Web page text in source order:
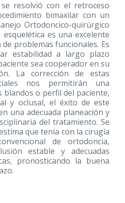
resolvió con el retroceso
bimaxilar con un
Ortodoncico-quirúrgico
es una excelente
problemas funcionales. Es
estabilidad a largo plazo
sea cooperador en su
La corrección de estas
nos permitirán una
blandos o perfil del paciente,
y oclusal, el éxito de este
una adecuada planeación y
del tratamiento. Se
que tenía con la cirugía
de ortodoncia,
estable y adecuadas
pronosticando la buena